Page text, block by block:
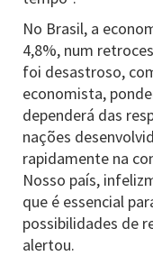
No Brasil, a
4,8%, num
foi desastroso,
economista,
dependerá das
nações
rapidamente na
Nosso país,
que é essencial
possibilidades de
alertou.